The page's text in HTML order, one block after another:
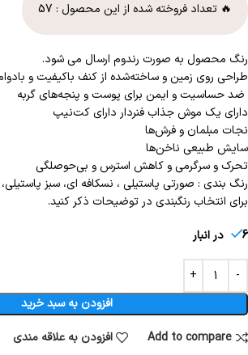
🔥 تعداد فروخته شده از این محصول : 57
رنگ محصول به صورت رندوم ارسال می شود.
طراحی روی زمین و ساخته‌شده از کنف باکیفیت و
ضد حساسیت و ایمن برای پوست و پنجه‌های گربه
دارای یک موش جذاب فنردار دارای کت‌نیپ
نجات مبلمان و فرش‌ها
سایش طبیعی ناخن‌ها
تحرک و سرگرمی و کاهش استرس و بی‌حوصلگی
رنگ بندی : صورتی پاستیلی ، نسکافه ای، سبز
برای انتخاب رنگبندی در توضیحات ذکر کنید.
6 در انبار
افزودن به سبد خرید
Add to compare
افزودن به علاقه مندی